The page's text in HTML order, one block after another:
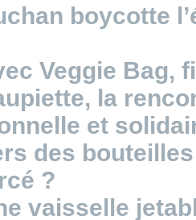
boycotte
Veggie Bag,
la
et
des
?
vaisselle